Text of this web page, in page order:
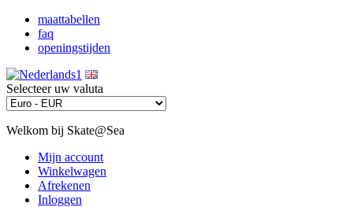
maattabellen
faq
openingstijden
Selecteer uw valuta
Welkom bij Skate@Sea
Mijn account
Winkelwagen
Afrekenen
Inloggen